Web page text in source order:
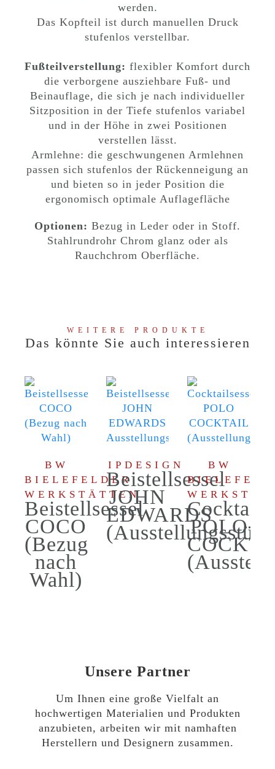
werden.
Das Kopfteil ist durch manuellen Druck
stufenlos verstellbar.
Fußteilverstellung: flexibler Komfort durch
die verborgene ausziehbare Fuß- und
Beinauflage, die sich je nach individueller
Sitzposition in der Tiefe stufenlos variabel
und in der Höhe in zwei Positionen
verstellen lässt.
Armlehne: die geschwungenen Armlehnen
passen sich stufenlos der Rückenneigung an
und bieten so in jeder Position die
ergonomisch optimale Auflagefläche
Optionen: Bezug in Leder oder in Stoff.
Stahlrundrohr Chrom glanz oder als
Rauchchrom Oberfläche.
WEITERE PRODUKTE
Das könnte Sie auch interessieren
BW
BIELEFELDER
WERKSTÄTTEN
Beistellsessel
COCO
(Bezug
nach
Wahl)
IPDESIGN
Beistellsessel
JOHN
EDWARDS
BW
POLO
Unsere Partner
Um Ihnen eine große Vielfalt an
hochwertigen Materialien und Produkten
anzubieten, arbeiten wir mit namhaften
Herstellern und Designern zusammen.